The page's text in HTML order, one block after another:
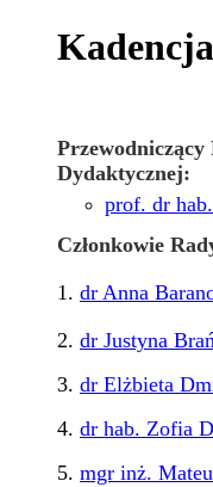
Przewodniczący
Dydaktycznej:
prof. dr
Członkowie
1. dr Anna
2. dr Justyna
3. dr Elżbieta
4. dr hab. Zofia
5. mgr inż.